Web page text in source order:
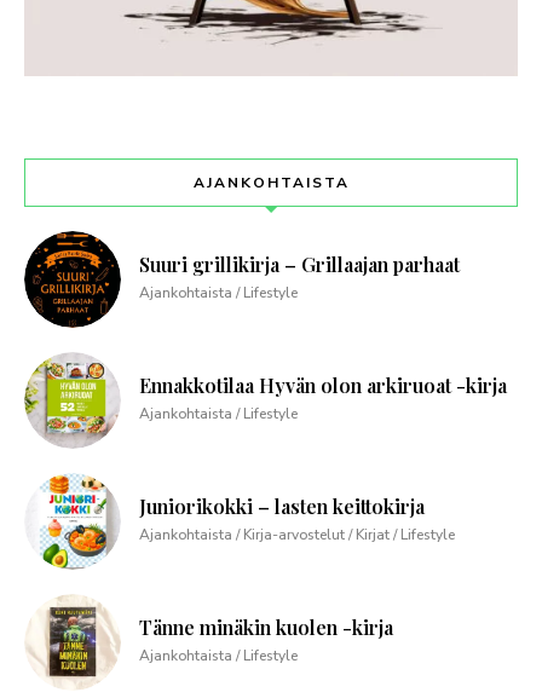
AJANKOHTAISTA
Suuri grillikirja – Grillaajan parhaat
Ajankohtaista / Lifestyle
Ennakkotilaa Hyvän olon arkiruoat -kirja
Ajankohtaista / Lifestyle
Juniorikokki – lasten keittokirja
Ajankohtaista / Kirja-arvostelut / Kirjat / Lifestyle
Tänne minäkin kuolen -kirja
Ajankohtaista / Lifestyle